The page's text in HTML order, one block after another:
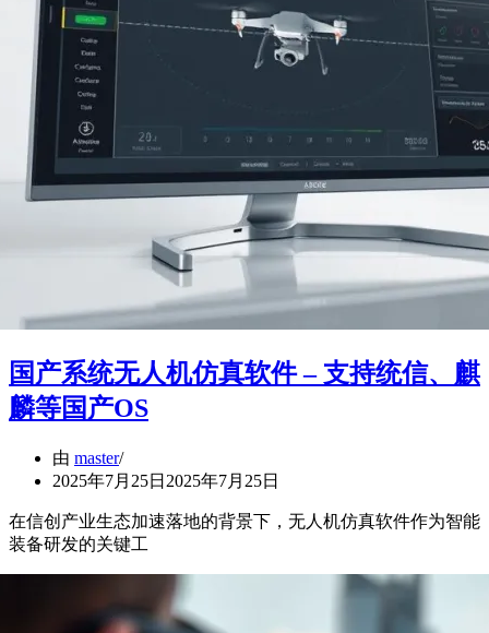
国产系统无人机仿真软件 – 支持统信、麒
麟等国产OS
由 master
2025年7月25日 2025年7月25日
在信创产业生态加速落地的背景下，无人机仿真软件作为智能
装备研发的关键工